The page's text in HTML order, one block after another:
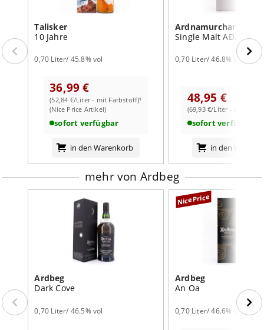
Talisker
10 Jahre
0,70 Liter/ 45.8% vol
36,99 €
(52,84 €/Liter - mit Farbstoff)¹
(Nice Price Artikel)
sofort verfügbar
in den Warenkorb
Ardnamurchan
Single Malt AD/
0,70 Liter/ 46.8% vol
48,95 €
(69,93 €/Liter - ohne
sofort verfügbar
in den
mehr von Ardbeg
Ardbeg
Dark Cove
0,70 Liter/ 46.5% vol
NicePrice
Ardbeg
An Oa
0,70 Liter/ 46.6% vol